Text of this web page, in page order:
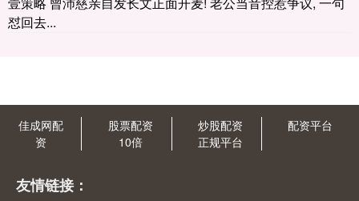
怼回去...
佳成网配
资
股票配资
10倍
炒股配资
正规平台
配资平台
友情链接：